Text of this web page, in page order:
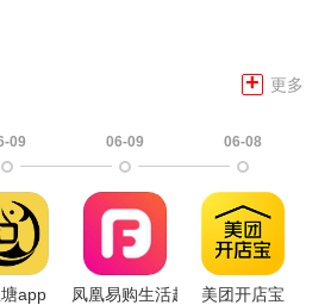
+ 更多
09
app
06-09
凤凰易购生活超市
06-08
美团开店宝